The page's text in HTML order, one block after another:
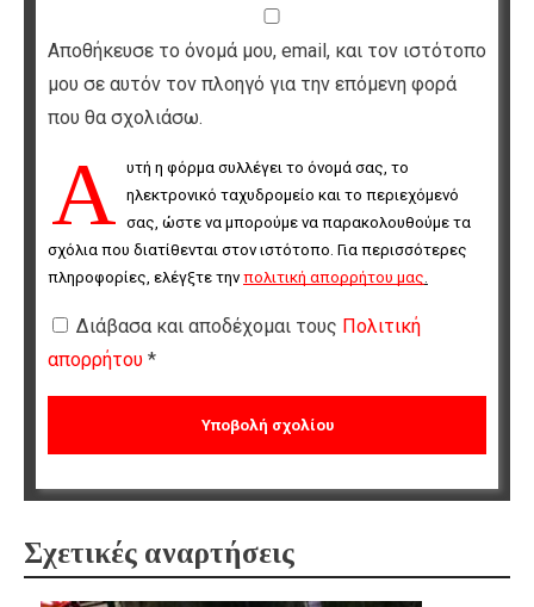
Αποθήκευσε το όνομά μου, email, και τον ιστότοπο
μου σε αυτόν τον πλοηγό για την επόμενη φορά
που θα σχολιάσω.
Α υτή η φόρμα συλλέγει το όνομά σας, το
ηλεκτρονικό ταχυδρομείο και το περιεχόμενό
σας, ώστε να μπορούμε να παρακολουθούμε τα
σχόλια που διατίθενται στον ιστότοπο. Για περισσότερες
πληροφορίες, ελέγξτε την πολιτική απορρήτου μας.
Διάβασα και αποδέχομαι τους Πολιτική
απορρήτου *
Σχετικές αναρτήσεις